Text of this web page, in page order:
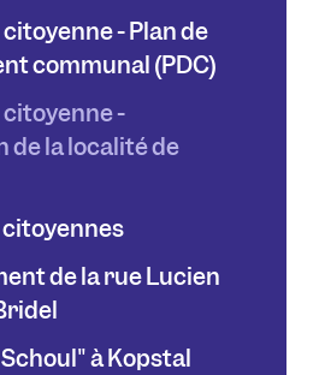
- Plan de
communal (PDC)
-
de la localité de
de la rue Lucien
à Kopstal